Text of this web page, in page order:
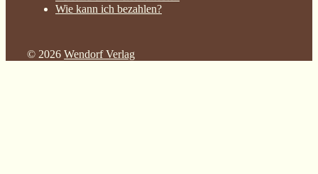
Wie kann ich bezahlen?
© 2026 Wendorf Verlag